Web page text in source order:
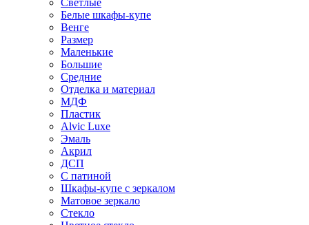
Светлые
Белые шкафы-купе
Венге
Размер
Маленькие
Большие
Средние
Отделка и материал
МДФ
Пластик
Alvic Luxe
Эмаль
Акрил
ДСП
С патиной
Шкафы-купе с зеркалом
Матовое зеркало
Стекло